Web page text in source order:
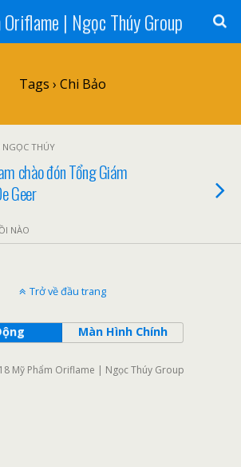
Oriflame | Ngọc Thúy Group
Tags › Chi Bảo
THÚY
chào đón Tổng Giám
Geer
NÀO
Trở về đầu trang
Màn Hình Chính
Mỹ Phẩm Oriflame | Ngọc Thúy Group